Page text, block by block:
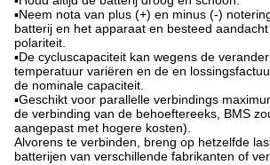
▪Neem nota van plus (+) en minus (-)
batterij en het apparaat en besteed
polariteit.
▪De cycluscapaciteit kan wegens de
temperatuur variëren en de en
de nominale capaciteit.
▪Geschikt voor parallelle verbindings
de verbinding van de behoeftereeks, BMS
aangepast met hogere kosten).
Alvorens te verbinden, breng op hetzelfde
batterijen van verschillende fabrikanten of